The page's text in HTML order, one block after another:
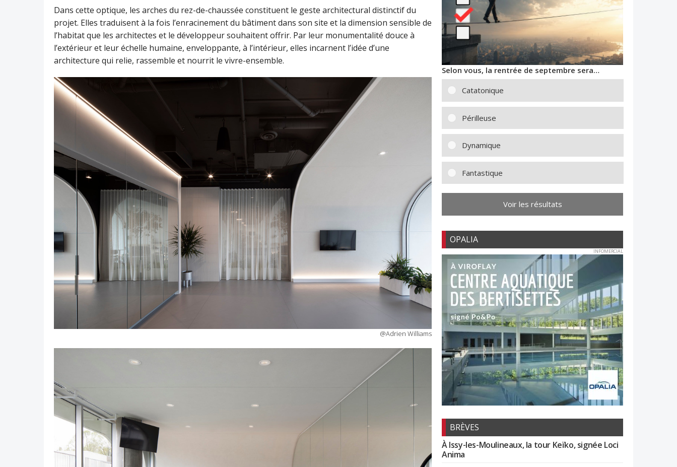
Dans cette optique, les arches du rez-de-chaussée constituent le geste architectural distinctif du
projet. Elles traduisent à la fois l’enracinement du bâtiment dans son site et la dimension sensible de
l’habitat que les architectes et le développeur souhaitent offrir. Par leur monumentalité douce à
l’extérieur et leur échelle humaine, enveloppante, à l’intérieur, elles incarnent l’idée d’une
architecture qui relie, rassemble et nourrit le vivre-ensemble.
@Adrien Williams
Selon vous, la rentrée de septembre sera…
Catatonique
Périlleuse
Dynamique
Fantastique
Voir les résultats
OPALIA
INFOMERCIAL
BRÈVES
À Issy-les-Moulineaux, la tour Keïko, signée Loci
Anima